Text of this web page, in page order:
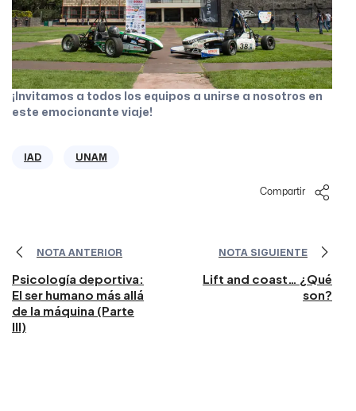
¡Invitamos a todos los equipos a unirse a nosotros en
este emocionante viaje!
IAD UNAM
Compartir
NOTA ANTERIOR
Psicología deportiva:
El ser humano más allá
de la máquina (Parte
III)
NOTA SIGUIENTE
Lift and coast… ¿Qué
son?